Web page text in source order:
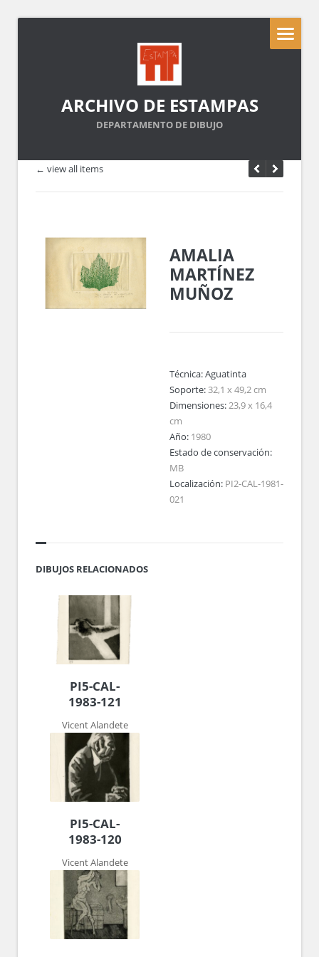
ARCHIVO DE ESTAMPAS
DEPARTAMENTO DE DIBUJO
← view all items
AMALIA
MARTÍNEZ
MUÑOZ
Técnica:Aguatinta
Soporte:32,1 x 49,2 cm
Dimensiones:23,9 x 16,4
cm
Año: 1980
Estado de conservación:
MB
Localización: PI2-CAL-1981-
021
DIBUJOS RELACIONADOS
PI5-CAL-
1983-121
Vicent Alandete
PI5-CAL-
1983-120
Vicent Alandete